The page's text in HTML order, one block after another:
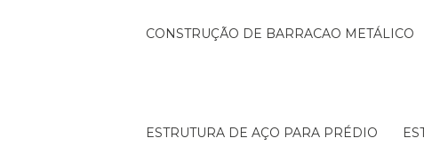
CONSTRUÇÃO DE BARRACAO METÁLICO
ESTRUTURA DE AÇO PARA PRÉDIO